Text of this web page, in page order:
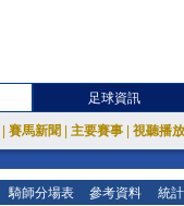
足球資訊
賽馬新聞 主要賽事 視聽播
騎師分場表 參考資料 統